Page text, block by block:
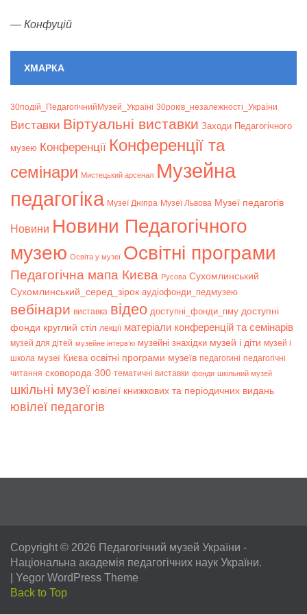
— Конфуцій
ХМАРКА
30подій_ПедагогічнийМузей_Україні 30років_незалежності_України
Bиставки Віртуальні виставки Заходи Педагогічного
музею Конференції Конференції та
семінари Мистецький арсенал Музейна
педагогіка Музеї Дніпра Музеї Львова Музеї педагогів
Новини Новини Педагогічного
музею Освіта у музеї Освітні програми
Педагогічна мапа Києва Русова Сухомлинський
Сухомлинський_серед_зірок аудіофонди_педмузею
вебінари виставка відео доступні_фонди_пму доступні
фонди круглий стіл лекції матеріали конференцій та семінарів
музей для дітей музейне інтерв’ю музейні знахідки музей і діти музей і
школа музеї Києва освітні програми музеїв педагогині педагогічні
читання сковорода 300 тематичні виставки фонди шкільний музей
шкільні музеї ювілеї книжкових та періодичних видань
ювілеї педагогів
Copyright © 2026 Педагогічний музей України -
Національна академія педагогічних наук України.
Yegor WordPress Theme
Back to Top